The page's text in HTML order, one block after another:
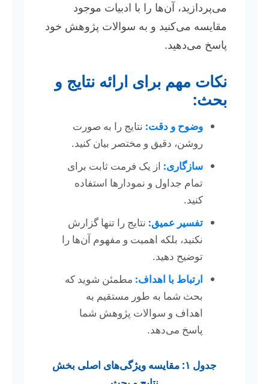
می‌پردازید، آن‌ها را با ادبیات موجود
مقایسه می‌کنید و به سوالات پژوهش خود
پاسخ می‌دهید.
نکات مهم برای ارائه نتایج و
بحث:
وضوح و دقت: نتایج را به صورت
روشن، دقیق و مختصر بیان کنید.
سازگاری: از یک فرمت ثابت برای
تمام جداول و نمودارها استفاده
کنید.
تفسیر عمیق: نتایج را تنها گزارش
نکنید، بلکه اهمیت و مفهوم آن‌ها را
توضیح دهید.
ارتباط با اهداف: مطمئن شوید که
بحث شما به طور مستقیم به
اهداف و سوالات پژوهش شما
پاسخ می‌دهد.
جدول ۱: مقایسه ویژگی‌های اصلی بخش